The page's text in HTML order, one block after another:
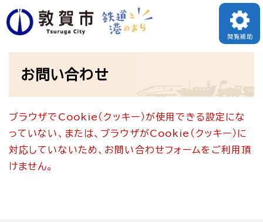
ペ
ー
す
メニューを飛ばして本文へ
閲覧補助
お問い合わせ
ブラウザでCookie（クッキー）が使用できる設定にな
っていない、または、ブラウザがCookie（クッキー）に
対応していないため、お問い合わせフォームをご利用頂
けません。